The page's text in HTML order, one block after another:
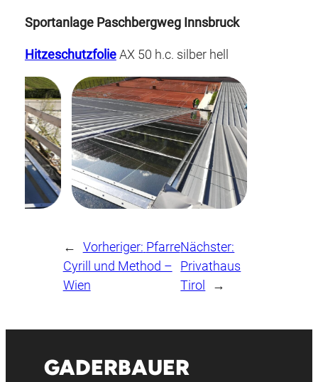
Sportanlage Paschbergweg Innsbruck
HitzeschutzfolieAX 50 h.c. silber hell
← Vorheriger: Pfarre
Cyrill und Method –
Wien
Nächster:
Privathaus
Tirol
→
GADERBAUER